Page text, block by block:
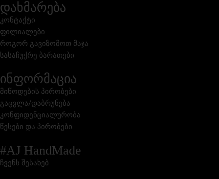
დახმარება
კონტაქტი
ფილიალები
როგორ გავიზომოთ მაჯა
სასაჩუქრე ბარათები
ინფორმაცია
მიწოდების პირობები
გაცვლა/დაბრუნება
კონფიდენციალურობა
წესები და პირობები
#AJ HandMade
ჩვენს შესახებ